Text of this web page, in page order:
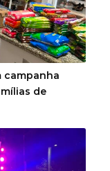
campanha
de